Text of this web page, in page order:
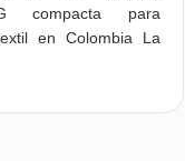
compacta para
en Colombia La